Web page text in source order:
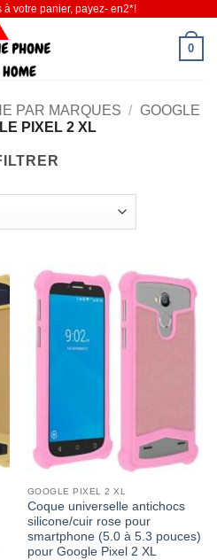
à votre panier, payez- en2*!
0
PAR MARQUES / GOOGLE
PIXEL 2 XL
GOOGLE PIXEL 2 XL
Coque universelle antichocs
silicone/cuir rose pour
smartphone (5.0 à 5.3 pouces)
pour Google Pixel 2 XL